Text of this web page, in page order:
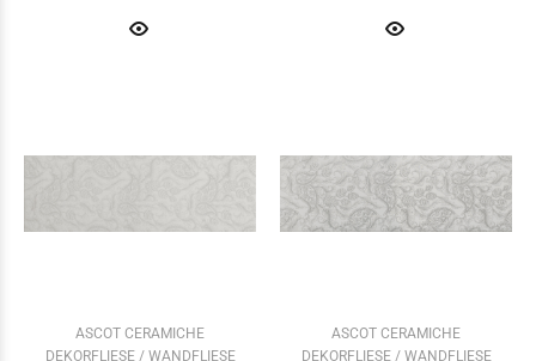
ASCOT CERAMICHE
DEKORFLIESE / WANDFLIESE
ASCOT CERAMICHE
DEKORFLIESE / WANDFLIESE